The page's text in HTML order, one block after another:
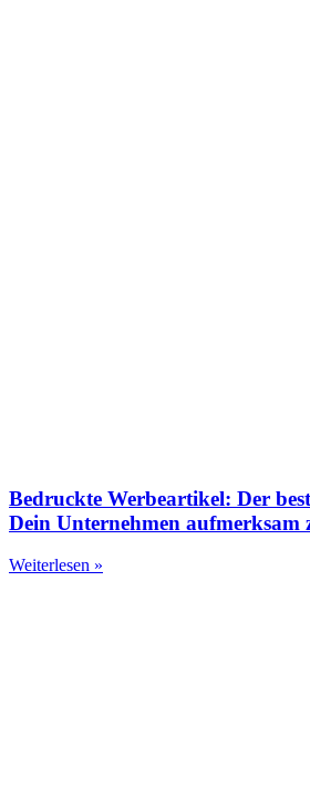
Bedruckte Werbeartikel: Der
Dein Unternehmen aufmerksam
Weiterlesen »